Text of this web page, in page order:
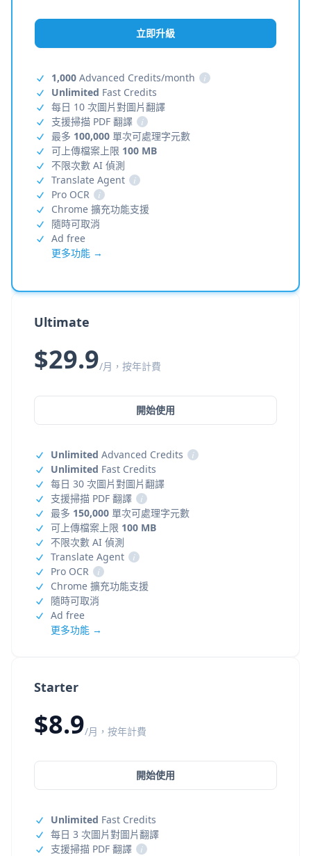
Starter
$8.9/月，按年計費
開始使用
Unlimited Fast Credits
每日 3 次圖片對圖片翻譯
支援掃描 PDF 翻譯
i
立即升級
1,000 Advanced Credits/month
i
Unlimited Fast Credits
每日 10 次圖片對圖片翻譯
支援掃描 PDF 翻譯
i
最多 100,000 單次可處理字元數
可上傳檔案上限 100 MB
不限次數 AI 偵測
Translate Agent
i
Pro OCR
i
Chrome 擴充功能支援
隨時可取消
Ad free
更多功能 →
Ultimate
$29.9/月，按年計費
開始使用
Unlimited Advanced Credits
i
Unlimited Fast Credits
每日 30 次圖片對圖片翻譯
支援掃描 PDF 翻譯
i
最多 150,000 單次可處理字元數
可上傳檔案上限 100 MB
不限次數 AI 偵測
Translate Agent
i
Pro OCR
i
Chrome 擴充功能支援
隨時可取消
Ad free
更多功能 →